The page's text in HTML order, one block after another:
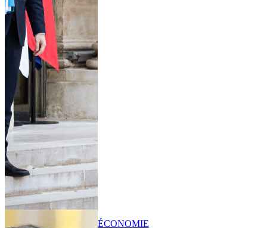
ÉCONOMIE